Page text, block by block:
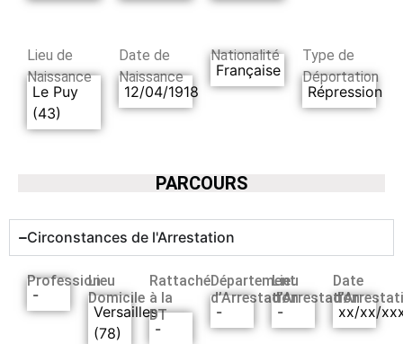
Lieu de
Naissance
Le Puy
(43)
Date de
Naissance
12/04/1918
Nationalité
Française
Type de
Déportation
Répression
PARCOURS
Circonstances de l'Arrestation
Profession
-
Lieu
Domicile
Versailles
(78)
Rattaché
à la
DT
-
Département
d’Arrestation
-
Lieu
d’Arrestation
-
Date
xx/xx/